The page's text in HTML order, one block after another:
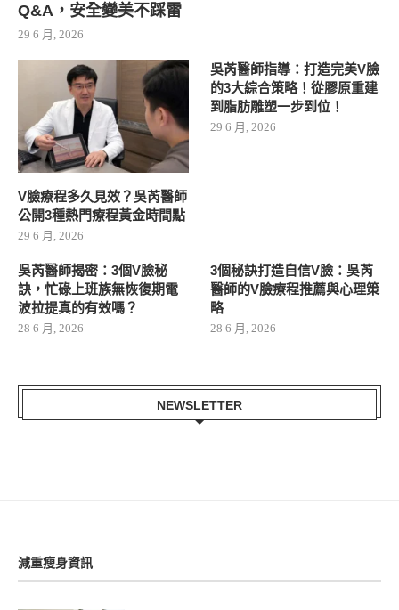
Q&A，安全變美不踩雷
29 6 月, 2026
V臉療程多久見效？吳芮醫師
公開3種熱門療程黃金時間點
29 6 月, 2026
吳芮醫師指導：打造完美V臉
的3大綜合策略！從膠原重建
到脂肪雕塑一步到位！
29 6 月, 2026
吳芮醫師揭密：3個V臉秘
訣，忙碌上班族無恢復期電
波拉提真的有效嗎？
28 6 月, 2026
3個秘訣打造自信V臉：吳芮
醫師的V臉療程推薦與心理策
略
28 6 月, 2026
NEWSLETTER
減重瘦身資訊